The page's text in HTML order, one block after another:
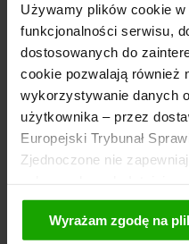
Używamy plików cookie
funkcjonalności serwisu,
dostosowanych do
cookie pozwalają również
wykorzystywanie danych
użytkownika – przez
Europejski Trybunał
Zjednoczone nie
amerykańskie mogą
użytkownika w celu
Wyrażam zgodę na
południe oferuje